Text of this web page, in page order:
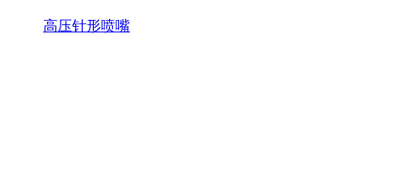
高压针形喷嘴